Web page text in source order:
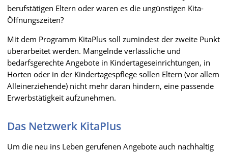
berufstätigen Eltern oder waren es die ungünstigen Kita-
Öffnungszeiten?
Mit dem Programm KitaPlus soll zumindest der zweite Punkt
überarbeitet werden. Mangelnde verlässliche und
bedarfsgerechte Angebote in Kindertageseinrichtungen, in
Horten oder in der Kindertagespflege sollen Eltern (vor allem
Alleinerziehende) nicht mehr daran hindern, eine passende
Erwerbstätigkeit aufzunehmen.
Das Netzwerk KitaPlus
Um die neu ins Leben gerufenen Angebote auch nachhaltig